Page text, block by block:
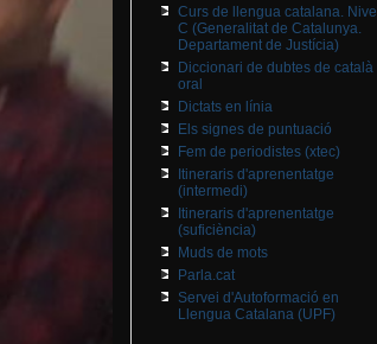
Curs de llengua catalana. Nivell
C (Generalitat de Catalunya.
Departament de Justícia)
Diccionari de dubtes de català
oral
Dictats en línia
Els signes de puntuació
Fem de periodistes (xtec)
Itineraris d'aprenentatge
(intermedi)
Itineraris d'aprenentatge
(suficiència)
Muds de mots
Parla.cat
Servei d'Autoformació en
Llengua Catalana (UPF)